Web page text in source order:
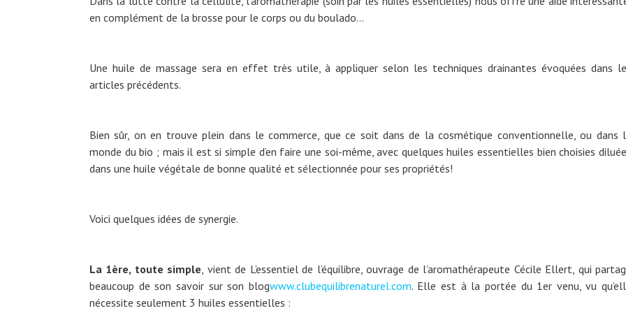
en complément de la brosse pour le corps ou du boulado…
Une huile de massage sera en effet très utile, à appliquer selon les techniques drainantes évoquées dans
articles précédents.
Bien sûr, on en trouve plein dans le commerce, que ce soit dans de la cosmétique conventionnelle, ou dans
monde du bio ; mais il est si simple d’en faire une soi-même, avec quelques huiles essentielles bien choisies
dans une huile végétale de bonne qualité et sélectionnée pour ses propriétés!
Voici quelques idées de synergie.
La 1ère, toute simple , vient de L’essentiel de l’équilibre, ouvrage de l’aromathérapeute Cécile Ellert, qui
beaucoup de son savoir sur son blogwww.clubequilibrenaturel.com. Elle est à la portée du 1er venu, vu
nécessite seulement 3 huiles essentielles :